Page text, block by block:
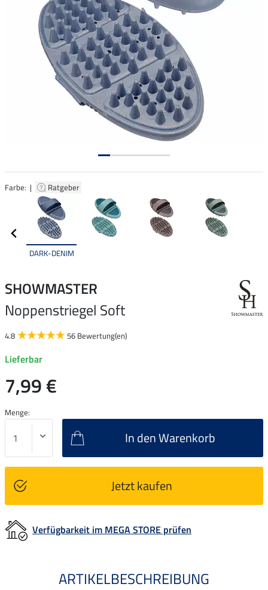
Farbe: | Ratgeber
DARK-DENIM
SHOWMASTER
Noppenstriegel Soft
4.8 56 Bewertung(en)
Lieferbar
7,99 €
Menge:
In den Warenkorb
Jetzt kaufen
Verfügbarkeit im MEGA STORE prüfen
ARTIKELBESCHREIBUNG